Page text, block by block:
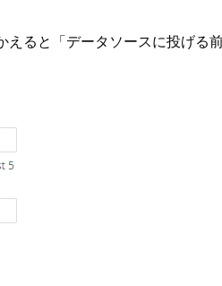
ると「データソースに投げる